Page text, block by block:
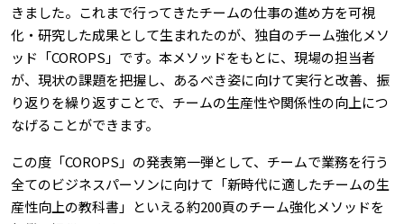
きました。これまで行ってきたチームの仕事の進め方を可視
化・研究した成果として生まれたのが、独自のチーム強化メソ
ッド「COROPS」です。本メソッドをもとに、現場の担当者
が、現状の課題を把握し、あるべき姿に向けて実行と改善、振
り返りを繰り返すことで、チームの生産性や関係性の向上につ
なげることができます。
この度「COROPS」の発表第一弾として、チームで業務を行う
全てのビジネスパーソンに向けて「新時代に適したチームの生
産性向上の教科書」といえる約200頁のチーム強化メソッドを